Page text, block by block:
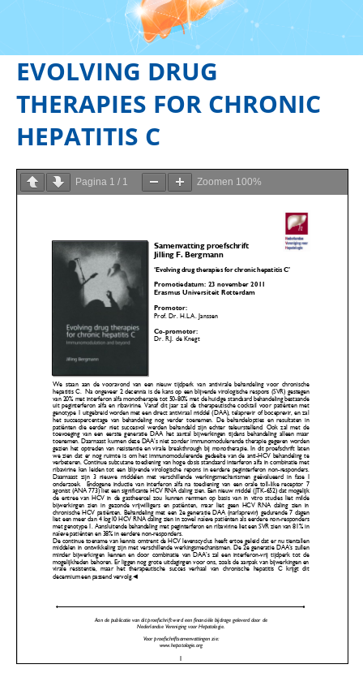
EVOLVING DRUG
THERAPIES FOR CHRONIC
HEPATITIS C
Pagina 1 / 1 Zoomen 100%